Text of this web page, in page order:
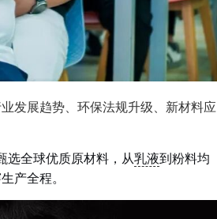
发展趋势、环保法规升级、新材料应
选全球优质原材料，从乳液到粉料均
产全程。